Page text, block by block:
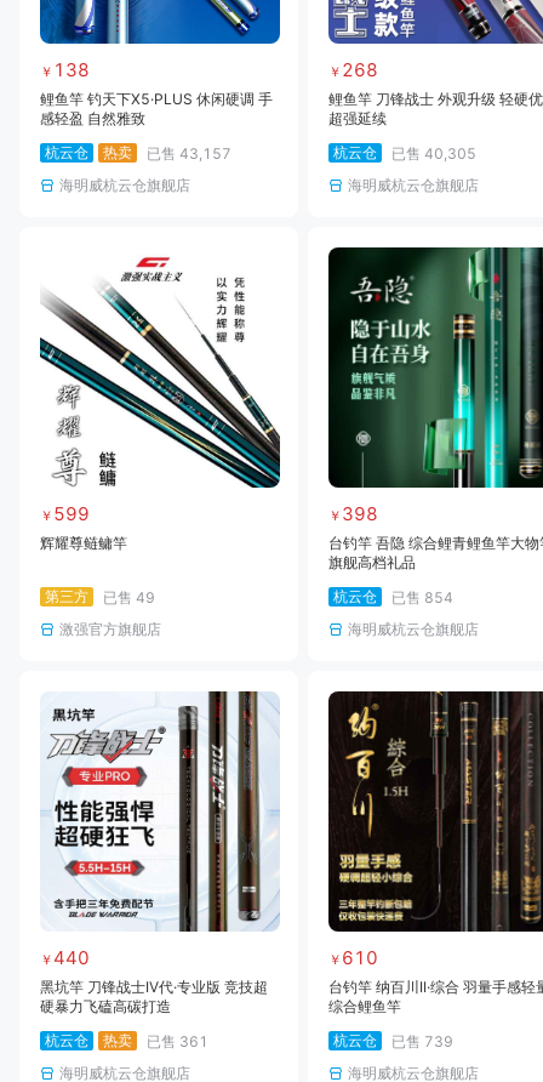
￥ 138
鲤鱼竿 钓天下X5·PLUS 休闲硬调 手
感轻盈 自然雅致
杭云仓
热卖 已售 43,157
海明威杭云仓旗舰店
￥ 268
鲤鱼竿 刀锋战士 外观升级 轻硬
超强延续
杭云仓
已售 40,305
海明威杭云仓旗舰店
￥ 599
辉耀尊鲢鳙竿
第三方 已售 49
激强官方旗舰店
￥ 398
台钓竿 吾隐 综合鲤青鲤鱼竿大物
旗舰高档礼品
杭云仓
已售 854
海明威杭云仓旗舰店
￥ 440
黑坑竿 刀锋战士IV代·专业版 竞技超
硬暴力飞磕高碳打造
杭云仓
热卖 已售 361
海明威杭云仓旗舰店
￥ 610
台钓竿 纳百川II·综合 羽量手感轻
综合鲤鱼竿
杭云仓
已售 739
海明威杭云仓旗舰店